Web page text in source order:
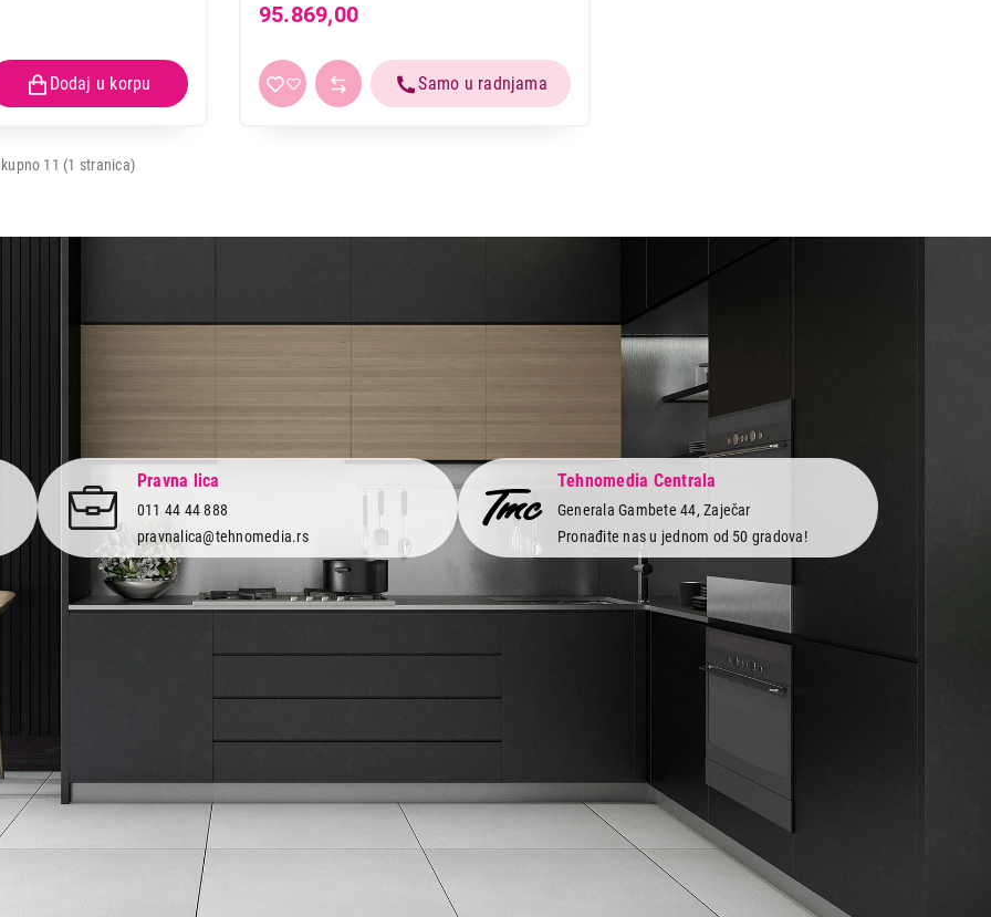
95.869,00
11 (1 stranica)
Pravna lica
011 44 44 888
pravnalica@tehnomedia.rs
Tehnomedia Centrala
Generala Gambete 44, Zaječar
Pronađite nas u jednom od 50 gradova!
Načini plaćanja
Tax Free kupovina
Česta postavljana pitanja
Vraćanje robe
Pratite nas na društvenim
Newsletter